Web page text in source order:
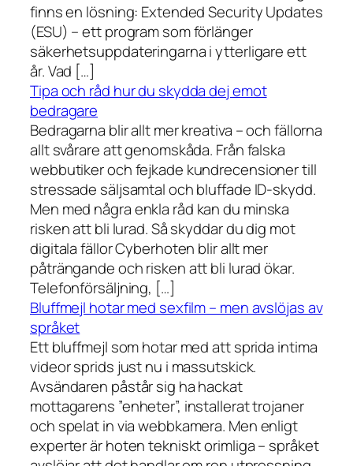
finns en lösning: Extended Security Updates
(ESU) – ett program som förlänger
säkerhetsuppdateringarna i ytterligare ett
år. Vad […]
Tipa och råd hur du skydda dej emot
bedragare
Bedragarna blir allt mer kreativa – och fällorna
allt svårare att genomskåda. Från falska
webbutiker och fejkade kundrecensioner till
stressade säljsamtal och bluffade ID-skydd.
Men med några enkla råd kan du minska
risken att bli lurad. Så skyddar du dig mot
digitala fällor Cyberhoten blir allt mer
påträngande och risken att bli lurad ökar.
Telefonförsäljning, […]
Bluffmejl hotar med sexfilm – men avslöjas av
språket
Ett bluffmejl som hotar med att sprida intima
videor sprids just nu i massutskick.
Avsändaren påstår sig ha hackat
mottagarens ”enheter”, installerat trojaner
och spelat in via webbkamera. Men enligt
experter är hoten tekniskt orimliga – språket